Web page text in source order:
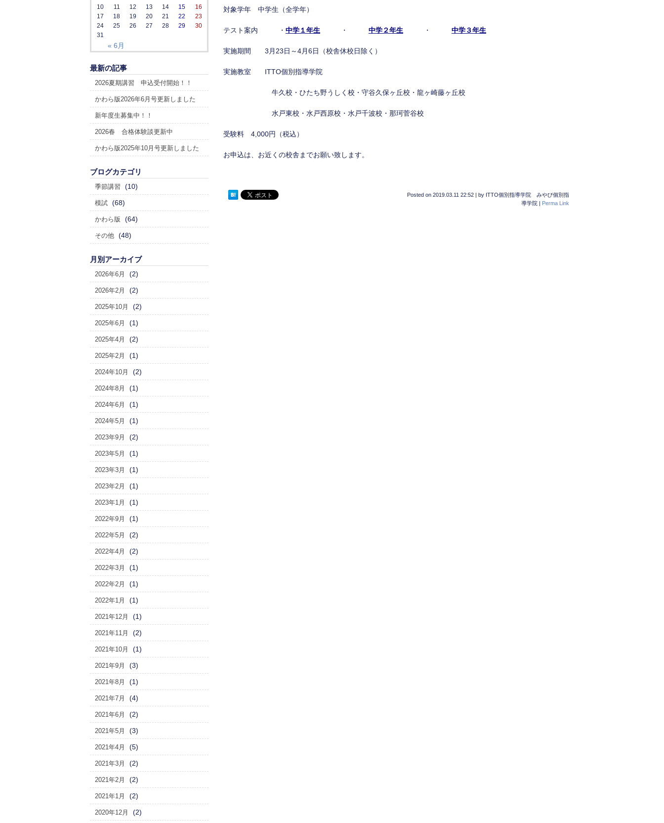
対象学年 中学生（全学年）
テスト案内 ・ 中学１年生 ・ 中学２年生 ・ 中学３年生
実施期間 3月23日～4月6日（校舎休校日除く）
実施教室 ITTO個別指導学院
牛久校・ひたち野うしく校・守谷久保ヶ丘校・龍ヶ崎藤ヶ丘校
水戸東校・水戸西原校・水戸千波校・那珂菅谷校
受験料 4,000円（税込）
お申込は、お近くの校舎までお願い致します。
Posted on 2019.03.11 22:52 | by ITTO個別指導学院 みやび個別指
導学院 | Perma Link
« 6月
10
11 12 13 14 15
16
17
18 19 20 21 22
23
24
25 26 27 28 29
30
31
最新の記事
2026夏期講習 申込受付開始！！
かわら版2026年6月号更新しました
新年度生募集中！！
2026春 合格体験談更新中
かわら版2025年10月号更新しました
ブログカテゴリ
季節講習 (10)
模試 (68)
かわら版 (64)
その他 (48)
月別アーカイブ
2026年6月 (2)
2026年2月 (2)
2025年10月 (2)
2025年6月 (1)
2025年4月 (2)
2025年2月 (1)
2024年10月 (2)
2024年8月 (1)
2024年6月 (1)
2024年5月 (1)
2023年9月 (2)
2023年5月 (1)
2023年3月 (1)
2023年2月 (1)
2023年1月 (1)
2022年9月 (1)
2022年5月 (2)
2022年4月 (2)
2022年3月 (1)
2022年2月 (1)
2022年1月 (1)
2021年12月 (1)
2021年11月 (2)
2021年10月 (1)
2021年9月 (3)
2021年8月 (1)
2021年7月 (4)
2021年6月 (2)
2021年5月 (3)
2021年4月 (5)
2021年3月 (2)
2021年2月 (2)
2021年1月 (2)
2020年12月 (2)